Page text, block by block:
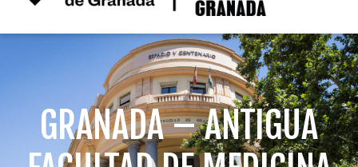
GRANADA – ANTIGUA